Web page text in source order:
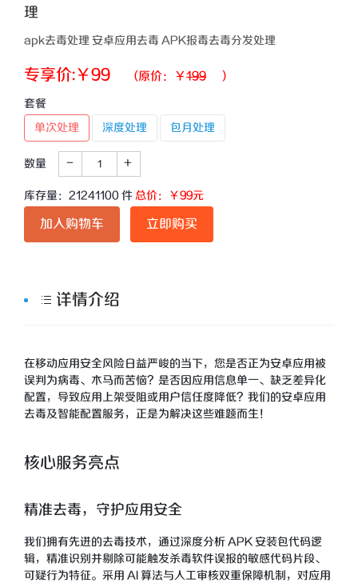
理
apk去毒处理 安卓应用去毒 APK报毒去毒分发处理
专享价:￥99 (原价：￥199 )
套餐
单次处理
深度处理 包月处理
数量 - +
库存量： 21241100件 总价：￥99元
加入购物车 立即购买
详情介绍
在移动应用安全风险日益严峻的当下，您是否正为安卓应用被
误判为病毒、木马而苦恼？是否因应用信息单一、缺乏差异化
配置，导致应用上架受阻或用户信任度降低？我们的安卓应用
去毒及智能配置服务，正是为解决这些难题而生！
核心服务亮点
精准去毒，守护应用安全
我们拥有先进的去毒技术，通过深度分析 APK 安装包代码逻
辑，精准识别并剔除可能触发杀毒软件误报的敏感代码片段、
可疑行为特征。采用 AI 算法与人工审核双重保障机制，对应用